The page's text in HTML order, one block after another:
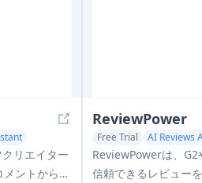
リエイター
ントからの
ReviewPower
Free Trial
AI Reviews
AI Analytics Assistant
ReviewPowerは、
信頼できるレビュー